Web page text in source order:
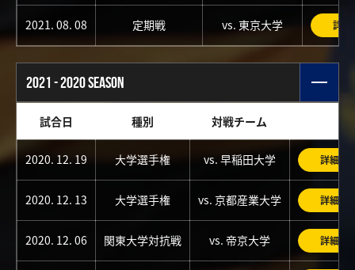
2021. 08. 08 定期戦 vs. 東京大学 詳細
2021 - 2020 SEASON
試合日 種別 対戦チーム
2020. 12. 19 大学選手権 vs. 早稲田大学 詳細
2020. 12. 13 大学選手権 vs. 京都産業大学 詳細
2020. 12. 06 関東大学対抗戦 vs. 帝京大学 詳細